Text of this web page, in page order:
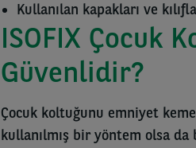
Kullanılan kapakları ve
ISOFIX Çocuk
Güvenlidir?
Çocuk koltuğunu emniyet
kullanılmış bir yöntem olsa